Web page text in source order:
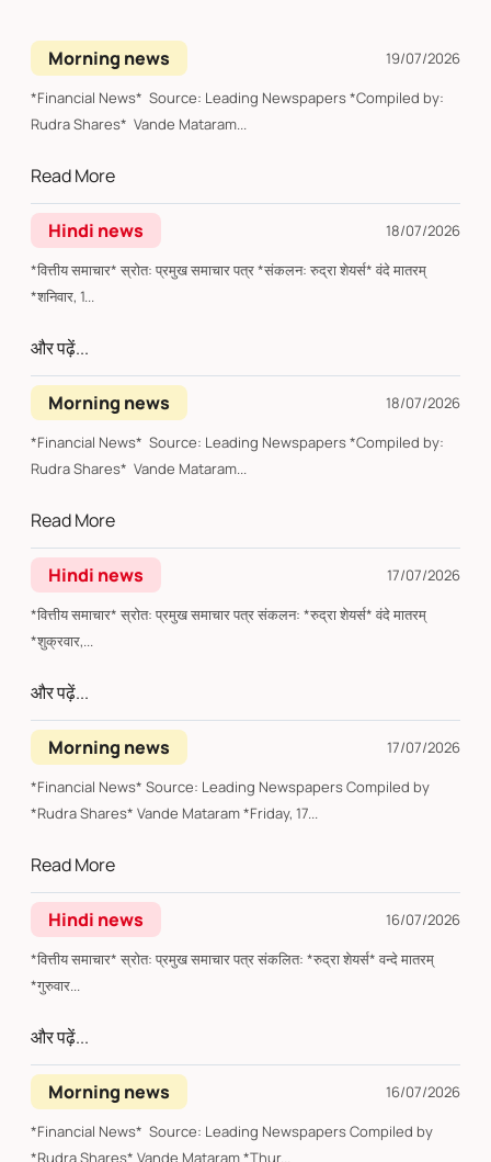
Morning news
19/07/2026
*Financial News* Source: Leading Newspapers *Compiled by:
Rudra Shares* Vande Mataram...
Read More
Hindi news
18/07/2026
*वित्तीय समाचार* स्रोत: प्रमुख समाचार पत्र *संकलन: रुद्रा शेयर्स* वंदे मातरम्
*शनिवार, 1...
और पढ़ें...
Morning news
18/07/2026
*Financial News* Source: Leading Newspapers *Compiled by:
Rudra Shares* Vande Mataram...
Read More
Hindi news
17/07/2026
*वित्तीय समाचार* स्रोत: प्रमुख समाचार पत्र संकलन: *रुद्रा शेयर्स* वंदे मातरम्
*शुक्रवार,...
और पढ़ें...
Morning news
17/07/2026
*Financial News* Source: Leading Newspapers Compiled by
*Rudra Shares* Vande Mataram *Friday, 17...
Read More
Hindi news
16/07/2026
*वित्तीय समाचार* स्रोत: प्रमुख समाचार पत्र संकलित: *रुद्रा शेयर्स* वन्दे मातरम्
*गुरुवार...
और पढ़ें...
Morning news
16/07/2026
*Financial News* Source: Leading Newspapers Compiled by
*Rudra Shares* Vande Mataram *Thur...